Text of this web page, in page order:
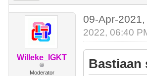
Willeke_IGKT
Moderator
09-Apr-
2022, 06:40
Bastiaan